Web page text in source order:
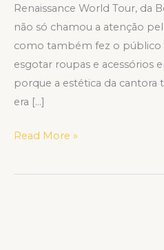
Renaissance World Tour, da
não só chamou a atenção
como também fez o público
esgotar roupas e acessórios
porque a estética da cantora
era […]
Read More »